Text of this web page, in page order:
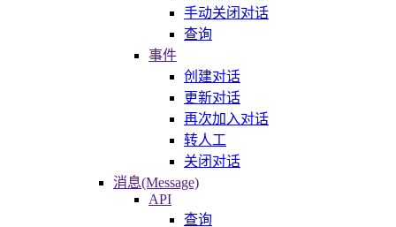
手动关闭对话
查询
事件
创建对话
更新对话
再次加入对话
转人工
关闭对话
消息(Message)
API
查询